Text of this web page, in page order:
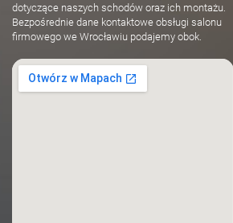
dotyczące naszych schodów oraz ich montażu.
Bezpośrednie dane kontaktowe obsługi salonu
firmowego we Wrocławiu podajemy obok.